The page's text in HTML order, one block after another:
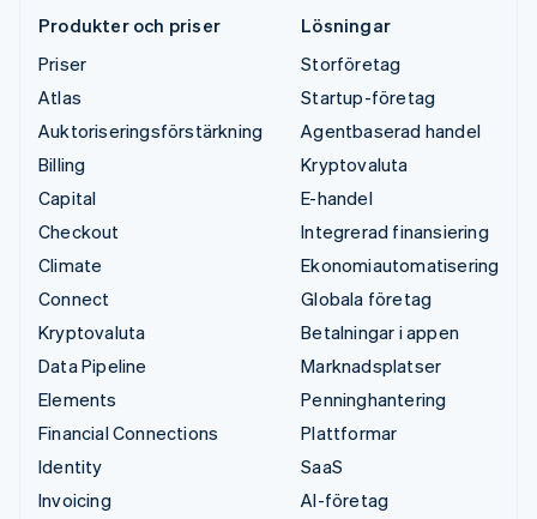
Produkter och priser
Priser
Atlas
Auktoriseringsförstärkning
Billing
Capital
Checkout
Climate
Connect
Kryptovaluta
Data Pipeline
Elements
Financial Connections
Identity
Invoicing
Lösningar
Storföretag
Startup-företag
Agentbaserad handel
Kryptovaluta
E-handel
Integrerad finansiering
Ekonomiautomatisering
Globala företag
Betalningar i appen
Marknadsplatser
Penninghantering
Plattformar
SaaS
AI-företag